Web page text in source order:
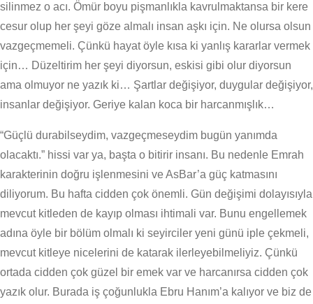
silinmez o acı. Ömür boyu pişmanlıkla kavrulmaktansa bir kere
cesur olup her şeyi göze almalı insan aşkı için. Ne olursa olsun
vazgeçmemeli. Çünkü hayat öyle kısa ki yanlış kararlar vermek
için… Düzeltirim her şeyi diyorsun, eskisi gibi olur diyorsun
ama olmuyor ne yazık ki… Şartlar değişiyor, duygular değişiyor,
insanlar değişiyor. Geriye kalan koca bir harcanmışlık…
“Güçlü durabilseydim, vazgeçmeseydim bugün yanımda
olacaktı.” hissi var ya, başta o bitirir insanı. Bu nedenle Emrah
karakterinin doğru işlenmesini ve AsBar’a güç katmasını
diliyorum. Bu hafta cidden çok önemli. Gün değişimi dolayısıyla
mevcut kitleden de kayıp olması ihtimali var. Bunu engellemek
adına öyle bir bölüm olmalı ki seyirciler yeni günü iple çekmeli,
mevcut kitleye nicelerini de katarak ilerleyebilmeliyiz. Çünkü
ortada cidden çok güzel bir emek var ve harcanırsa cidden çok
yazık olur. Burada iş çoğunlukla Ebru Hanım’a kalıyor ve biz de